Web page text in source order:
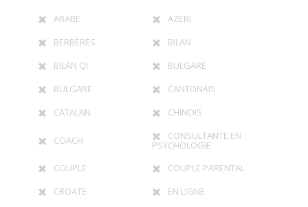
ARABE
AZERI
BERBÈRES
BILAN
BILAN QI
BULGARE
BULGARE
CANTONAIS
CATALAN
CHINOIS
COACH CONSULTANTE EN
PSYCHOLOGIE
COUPLE
COUPLE PARENTAL
CROATE
EN LIGNE